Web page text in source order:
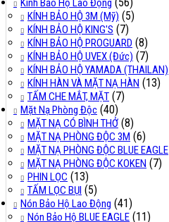
Kính Bảo Hộ Lao Động
KÍNH BẢO HỘ 3M (Mỹ) (5)
KÍNH BẢO HỘ KING'S (7)
KÍNH BẢO HỘ PROGUARD (8)
KÍNH BẢO HỘ UVEX (Đức) (7)
KÍNH BẢO HỘ YAMADA (THAILAN)
KÍNH HÀN VÀ MẶT NẠ HÀN (13)
TẤM CHE MẮT, MẶT (7)
Mặt Nạ Phòng Độc (40)
MẶT NẠ CÓ BÌNH THỞ (8)
MẶT NẠ PHÒNG ĐỘC 3M (6)
MẶT NẠ PHÒNG ĐỘC BLUE EAGLE
MẶT NẠ PHÒNG ĐỘC KOKEN (7)
PHIN LỌC (13)
TẤM LỌC BỤI (5)
Nón Bảo Hộ Lao Động (41)
Nón Bảo Hộ BLUE EAGLE (11)